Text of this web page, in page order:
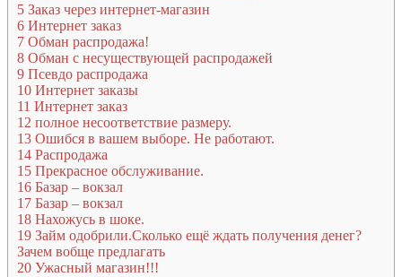
5 Заказ через интернет-магазин
6 Интернет заказ
7 Обман распродажа!
8 Обман с несуществующей распродажей
9 Псевдо распродажа
10 Интернет заказы
11 Интернет заказ
12 полное несоответствие размеру.
13 Ошибся в вашем выборе. Не работают.
14 Распродажа
15 Прекрасное обслуживание.
16 Базар – вокзал
17 Базар – вокзал
18 Нахожусь в шоке.
19 Займ одобрили.Сколько ещё ждать получения денег?
Зачем вобще предлагать
20 Ужасный магазин!!!